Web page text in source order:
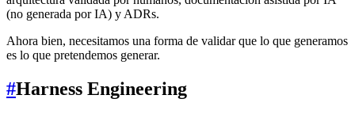
(no generada por IA) y ADRs.
Ahora bien, necesitamos una forma de validar que lo que generamos
es lo que pretendemos generar.
#Harness Engineering